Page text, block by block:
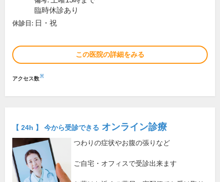
臨時休診あり
休診日: 日・祝
この医院の詳細をみる
アクセス数※
【 24h 】 今から受診できる オンライン診療
つわりの症状やお腹の張りなど
ご自宅・オフィスで受診出来ます